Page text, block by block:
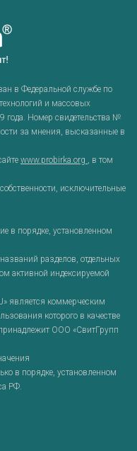
в Федеральной службе по
и массовых
Номер свидетельства №
за мнения, высказанные в
www.probirka.org , в том
исключительные
в порядке, установленном
разделов, отдельных
активной индексируемой
является коммерческим
которого в качестве
ООО «СвитГрупп
в порядке, установленном
РФ.